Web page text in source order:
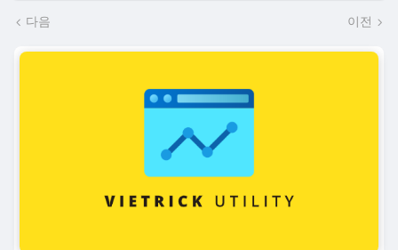
다음 이전